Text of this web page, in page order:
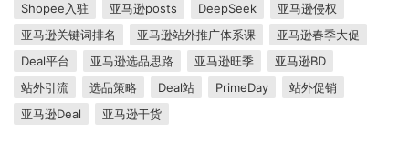
Shopee入驻
亚马逊posts DeepSeek
亚马逊侵权
亚马逊关键词排名
亚马逊站外推广体系课
亚马逊春季大促
Deal平台
亚马逊选品思路 亚马逊旺季
亚马逊BD
站外引流
选品策略 Deal站 PrimeDay
站外促销
亚马逊Deal
亚马逊干货